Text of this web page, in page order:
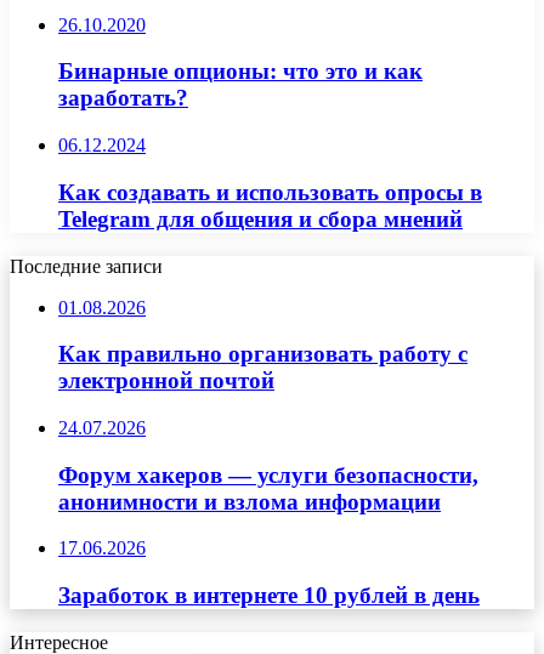
26.10.2020
Бинарные опционы: что это и как
заработать?
06.12.2024
Как создавать и использовать опросы в
Telegram для общения и сбора мнений
Последние записи
01.08.2026
Как правильно организовать работу с
электронной почтой
24.07.2026
Форум хакеров — услуги безопасности,
анонимности и взлома информации
17.06.2026
Заработок в интернете 10 рублей в день
Интересное